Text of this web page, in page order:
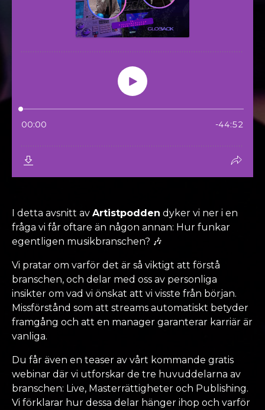
I detta avsnitt av Artistpodden dyker vi ner i en
fråga vi får oftare än någon annan: Hur funkar
egentligen musikbranschen? 🎶
Vi pratar om varför det är så viktigt att förstå
branschen, och delar med oss av personliga
insikter om vad vi önskat att vi visste från början.
Missförstånd som att streams automatiskt betyder
framgång och att en manager garanterar karriär är
vanliga.
Du får även en teaser av vårt kommande gratis
webinar där vi utforskar de tre huvuddelarna av
branschen: Live, Masterrättigheter och Publishing.
Vi förklarar hur dessa delar hänger ihop och varför